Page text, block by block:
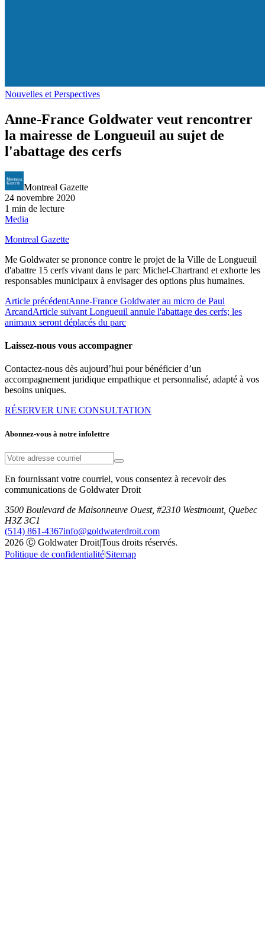
Nouvelles et Perspectives
Anne-France Goldwater veut rencontrer
la mairesse de Longueuil au sujet de
l'abattage des cerfs
Montreal Gazette
24 novembre 2020
1 min de lecture
Media
Montreal Gazette
Me Goldwater se prononce contre le projet de la Ville de Longueuil
d'abattre 15 cerfs vivant dans le parc Michel-Chartrand et exhorte les
responsables municipaux à envisager des options plus humaines.
Article précédentAnne-France Goldwater au micro de Paul
ArcandArticle suivant Longueuil annule l'abattage des cerfs; les
animaux seront déplacés du parc
Laissez-nous vous accompagner
Contactez-nous dès aujourd’hui pour bénéficier d’un
accompagnement juridique empathique et personnalisé, adapté à vos
besoins uniques.
RÉSERVER UNE CONSULTATION
Abonnez-vous à notre infolettre
En fournissant votre courriel, vous consentez à recevoir des
communications de Goldwater Droit
3500 Boulevard de Maisonneuve Ouest, #2310 Westmount, Quebec
H3Z 3C1
(514) 861-4367info@goldwaterdroit.com
2026 Ⓒ Goldwater Droit|Tous droits réservés.
Politique de confidentialité|Sitemap